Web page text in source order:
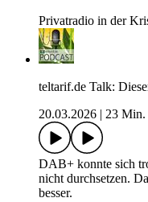
Privatradio in der
teltarif.de Talk:
20.03.2026
23 Min.
DAB+ konnte sich
nicht durchsetzen.
besser.